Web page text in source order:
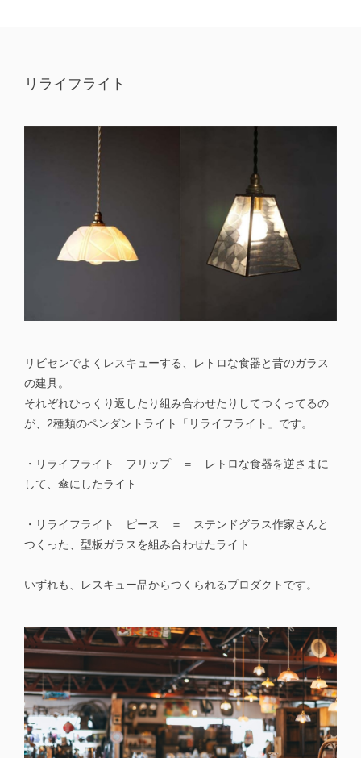
リライフライト
リビセンでよくレスキューする、レトロな食器と昔のガラス
の建具。
それぞれひっくり返したり組み合わせたりしてつくってるの
が、2種類のペンダントライト「リライフライト」です。
・リライフライト フリップ ＝ レトロな食器を逆さまに
して、傘にしたライト
・リライフライト ピース ＝ ステンドグラス作家さんと
つくった、型板ガラスを組み合わせたライト
いずれも、レスキュー品からつくられるプロダクトです。